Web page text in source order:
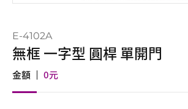
E-4102A
無框 一字型 圓桿 單開門
金額 0元